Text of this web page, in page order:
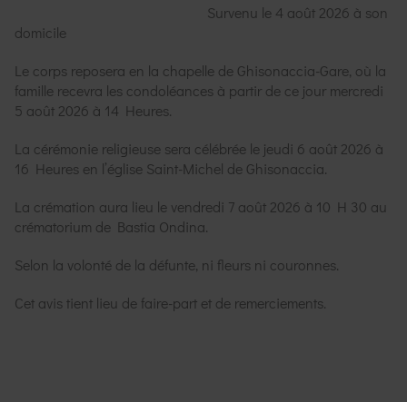
Survenu le 4 août 2026 à son
domicile
Le corps reposera en la chapelle de Ghisonaccia-Gare, où la
famille recevra les condoléances à partir de ce jour mercredi
5 août 2026 à 14 Heures.
La cérémonie religieuse sera célébrée le jeudi 6 août 2026 à
16 Heures en l’église Saint-Michel de Ghisonaccia.
La crémation aura lieu le vendredi 7 août 2026 à 10 H 30 au
crématorium de Bastia Ondina.
Selon la volonté de la défunte, ni fleurs ni couronnes.
Cet avis tient lieu de faire-part et de remerciements.